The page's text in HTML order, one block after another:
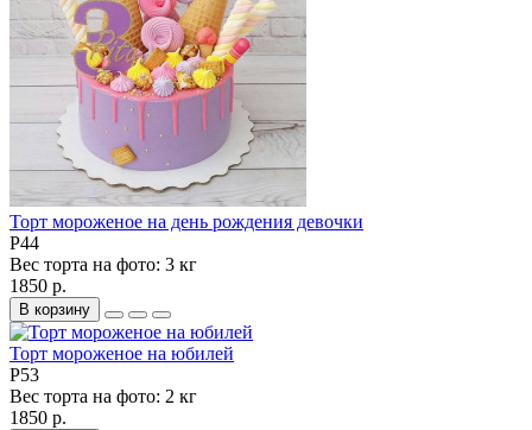
Торт мороженое на день рождения девочки
P44
Вес торта на фото: 3 кг
1850 р.
В корзину
Торт мороженое на юбилей
P53
Вес торта на фото: 2 кг
1850 р.